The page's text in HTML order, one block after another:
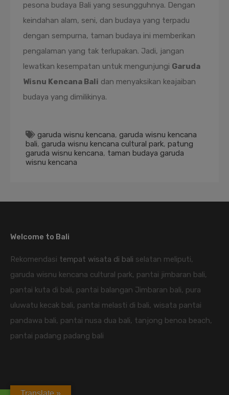
pesona budaya Bali yang sesungguhnya. Dengan
keindahan alam, seni, dan budaya yang terpadu
dengan sempurna, taman budaya ini memberikan
pengalaman yang tak terlupakan. Jadi, jangan
lewatkan kesempatan untuk mengunjungi Garuda
Wisnu Kencana Bali dan menyaksikan keajaiban
budaya yang dimilikinya.
garuda wisnu kencana, garuda wisnu kencana
bali, garuda wisnu kencana cultural park, patung
garuda wisnu kencana, taman budaya garuda
wisnu kencana
Welcome to Bali
Rekomendasi tempat wisata di bali selatan meliputi,
garuda wisnu kencana cultural park, pantai jimbaran bali,
pantai kuta di bali, pantai balangan Jimbaran bali, pura
uluwatu kecak bali, pantai melasti di bali, wisata pantai
pandawa bali, pantai nusa dua bali, tanjong benoa beach,
pantai padang padang bali
Translate »